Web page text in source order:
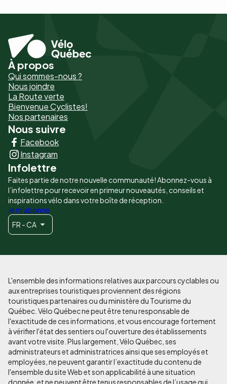
Pied
de
page
-
Liens
principaux
À propos
Qui sommes-nous ?
Nous joindre
La Route verte
Bienvenue Cyclistes!
Nos partenaires
Nous suivre
Facebook
Instagram
Infolettre
Faites partie de notre nouvelle communauté! Abonnez-vous à
l’infolettre pour recevoir en primeur nouveautés, conseils et
inspirations vélo dans votre boîte de réception.
Je m'abonne
FR - CA
L'ensemble des informations relatives aux parcours cyclables ou
aux entreprises touristiques proviennent des régions
touristiques partenaires ou du ministère du Tourisme du
Québec. Vélo Québec ne peut être tenu responsable de
l'exactitude de ces informations, et vous encourage fortement
à vérifier l'état des sentiers ou l'ouverture des établissements
avant votre visite. Plus largement, Vélo Québec, ses
administrateurs et administratrices ainsi que ses employés et
employées, ne peuvent garantir l’exactitude du contenu de
l'ensemble du site Web et son applicabilité à une situation
donnée, et ne peuvent être tenus responsables de l’usage qui